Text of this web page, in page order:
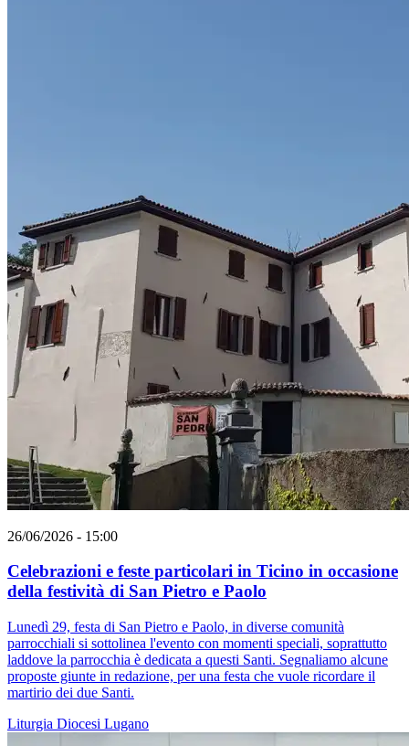
26/06/2026 - 15:00
Celebrazioni e feste particolari in Ticino in occasione
della festività di San Pietro e Paolo
Lunedì 29, festa di San Pietro e Paolo, in diverse comunità
parrocchiali si sottolinea l'evento con momenti speciali, soprattutto
laddove la parrocchia è dedicata a questi Santi. Segnaliamo alcune
proposte giunte in redazione, per una festa che vuole ricordare il
martirio dei due Santi.
Liturgia Diocesi Lugano